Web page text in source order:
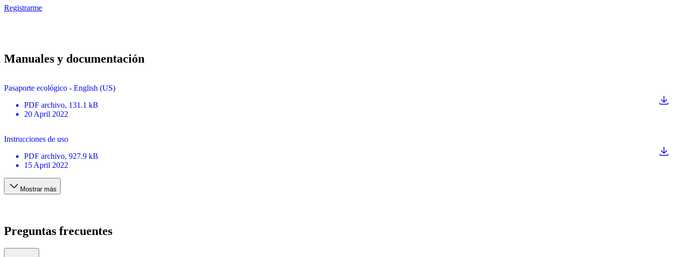
Registrarme
Manuales y documentación
Pasaporte ecológico - English (US)
PDF archivo, 131.1 kB
20 April 2022
Instrucciones de uso
PDF archivo, 927.9 kB
15 April 2022
Mostrar más
Preguntas frecuentes